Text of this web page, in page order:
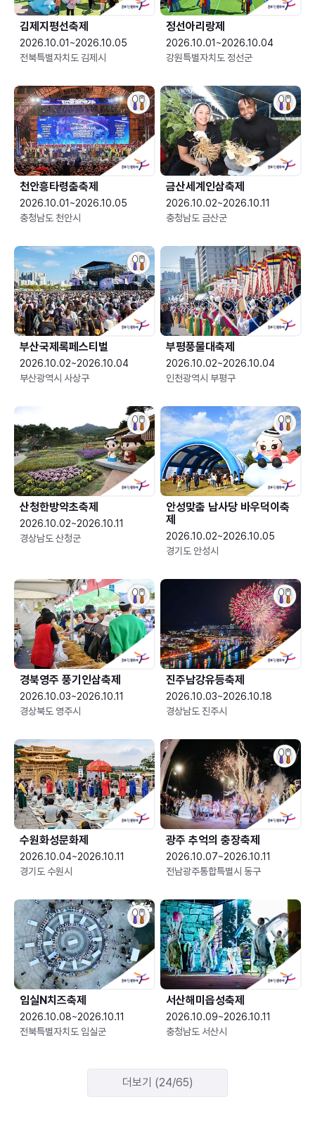
김제지평선축제
2026.10.01~2026.10.05
전북특별자치도 김제시
정선아리랑제
2026.10.01~2026.10.04
강원특별자치도 정선군
천안흥타령춤축제
2026.10.01~2026.10.05
충청남도 천안시
금산세계인삼축제
2026.10.02~2026.10.11
충청남도 금산군
부산국제록페스티벌
2026.10.02~2026.10.04
부산광역시 사상구
부평풍물대축제
2026.10.02~2026.10.04
인천광역시 부평구
산청한방약초축제
2026.10.02~2026.10.11
경상남도 산청군
안성맞춤 남사당 바우덕이축
제
2026.10.02~2026.10.05
경기도 안성시
경북영주 풍기인삼축제
2026.10.03~2026.10.11
경상북도 영주시
진주남강유등축제
2026.10.03~2026.10.18
경상남도 진주시
수원화성문화제
2026.10.04~2026.10.11
경기도 수원시
광주 추억의 충장축제
2026.10.07~2026.10.11
전남광주통합특별시 동구
임실N치즈축제
2026.10.08~2026.10.11
전북특별자치도 임실군
서산해미읍성축제
2026.10.09~2026.10.11
충청남도 서산시
더보기 (24/65)